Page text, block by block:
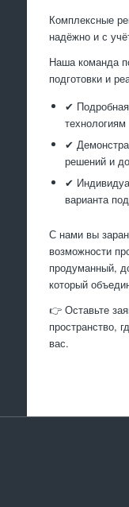
Комплексные
надёжно и с
Наша команда
подготовки и
✔
технологиям
✔
решений и
✔
варианта
С нами вы
возможности
продуманный,
который
👉 Оставьте
пространство,
вас.